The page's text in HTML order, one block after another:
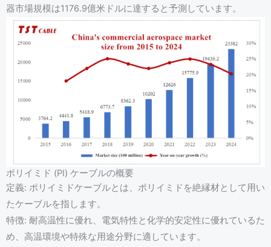
器市場規模は1176.9億米ドルに達すると予測しています。
ポリイミド (PI) ケーブルの概要
定義: ポリイミドケーブルとは、ポリイミドを絶縁材として用い
たケーブルを指します。
特徴: 耐高温性に優れ、電気特性と化学的安定性に優れているた
め、高温環境や特殊な用途分野に適しています。